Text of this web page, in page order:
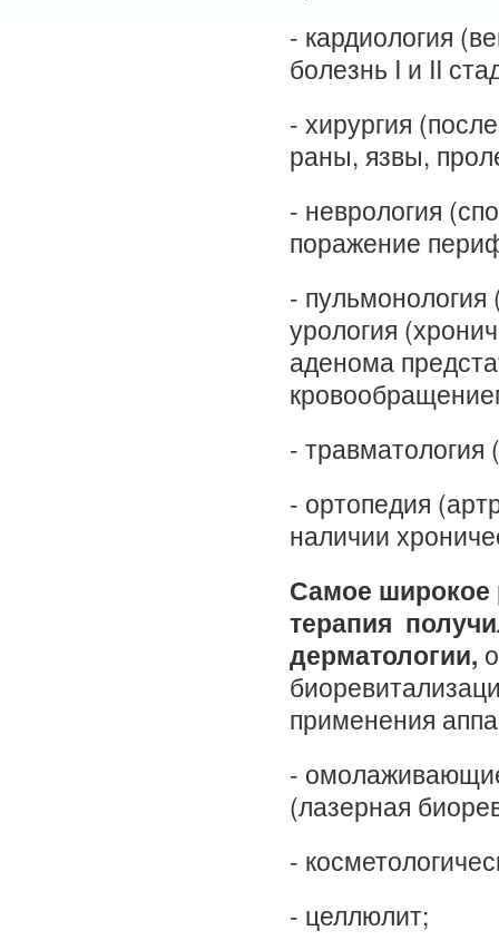
- кардиология
болезнь I и II
- хирургия
раны, язвы,
- неврология
поражение
-
урология
аденома
-
- ортопедия
наличии
Самое широкое
терапия
дерматологии,
применения
-
(лазерная
-
- целлюлит;